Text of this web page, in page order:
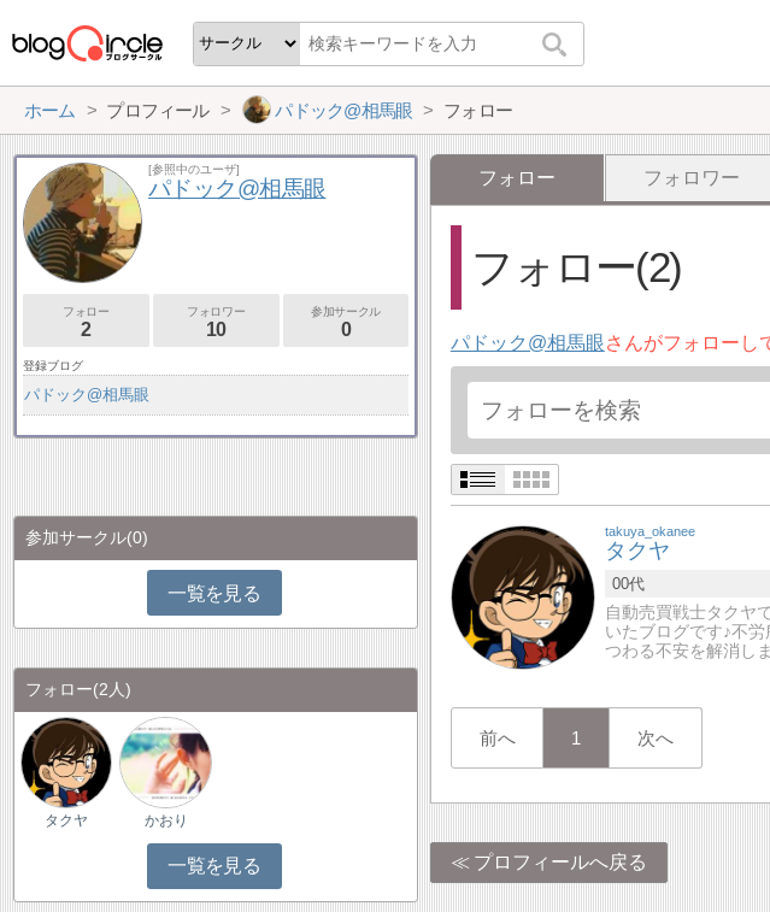
ホーム プロフィール パドック@相馬眼 フォロー
フォロー フォロワー
フォロー(2)
パドック@相馬眼さんがフォローし
takuya_okanee
タクヤ
00代
自動売買戦士タクヤ
いたブログです♪不
つわる不安を解消し
前へ 1 次へ
プロフィールへ戻る
[参照中のユーザ]
パドック@相馬眼
フォロー
2
フォロワー
10
参加サークル
0
登録ブログ
パドック@相馬眼
参加サークル(0)
一覧を見る
フォロー(2人)
タクヤ かおり
一覧を見る